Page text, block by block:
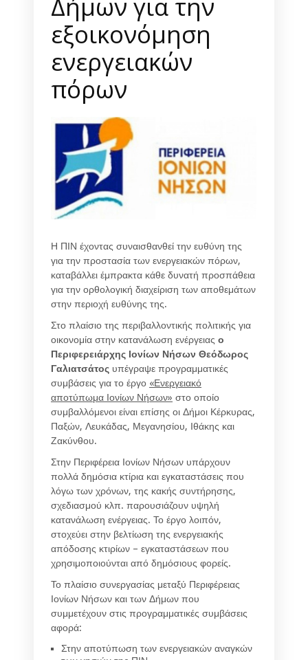
εξοικονόμηση
ενεργειακών
πόρων
Η ΠΙΝ έχοντας συναισθανθεί την ευθύνη της
για την προστασία των ενεργειακών πόρων,
καταβάλλει έμπρακτα κάθε δυνατή προσπάθεια
για την ορθολογική διαχείριση των αποθεμάτων
στην περιοχή ευθύνης της.
Στο πλαίσιο της περιβαλλοντικής πολιτικής για
οικονομία στην κατανάλωση ενέργειας ο
Περιφερειάρχης Ιονίων Νήσων Θεόδωρος
Γαλιατσάτος υπέγραψε προγραμματικές
συμβάσεις για το έργο «Ενεργειακό
αποτύπωμα Ιονίων Νήσων» στο οποίο
συμβαλλόμενοι είναι επίσης οι Δήμοι Κέρκυρας,
Παξών, Λευκάδας, Μεγανησίου, Ιθάκης και
Ζακύνθου.
Στην Περιφέρεια Ιονίων Νήσων υπάρχουν
πολλά δημόσια κτίρια και εγκαταστάσεις που
λόγω των χρόνων, της κακής συντήρησης,
σχεδιασμού κλπ. παρουσιάζουν υψηλή
κατανάλωση ενέργειας. Το έργο λοιπόν,
στοχεύει στην βελτίωση της ενεργειακής
απόδοσης κτιρίων – εγκαταστάσεων που
χρησιμοποιούνται από δημόσιους φορείς.
Το πλαίσιο συνεργασίας μεταξύ Περιφέρειας
Ιονίων Νήσων και των Δήμων που
συμμετέχουν στις προγραμματικές συμβάσεις
αφορά:
Στην αποτύπωση των ενεργειακών αναγκών